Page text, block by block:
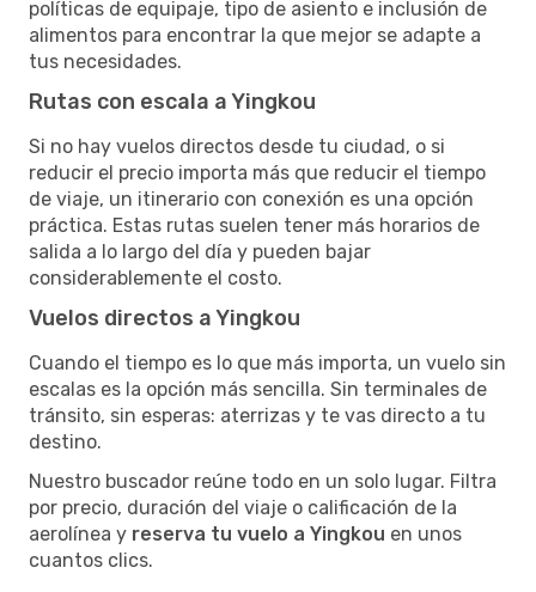
políticas de equipaje, tipo de asiento e inclusión de
alimentos para encontrar la que mejor se adapte a
tus necesidades.
Rutas con escala a Yingkou
Si no hay vuelos directos desde tu ciudad, o si
reducir el precio importa más que reducir el tiempo
de viaje, un itinerario con conexión es una opción
práctica. Estas rutas suelen tener más horarios de
salida a lo largo del día y pueden bajar
considerablemente el costo.
Vuelos directos a Yingkou
Cuando el tiempo es lo que más importa, un vuelo sin
escalas es la opción más sencilla. Sin terminales de
tránsito, sin esperas: aterrizas y te vas directo a tu
destino.
Nuestro buscador reúne todo en un solo lugar. Filtra
por precio, duración del viaje o calificación de la
aerolínea y reserva tu vuelo a Yingkou en unos
cuantos clics.